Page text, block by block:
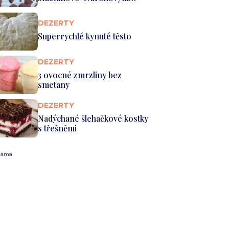
krémem
DEZERTY
Superrychlé kynuté těsto
DEZERTY
3 ovocné zmrzliny bez
smetany
DEZERTY
Nadýchané šlehačkové kostky
s třešněmi